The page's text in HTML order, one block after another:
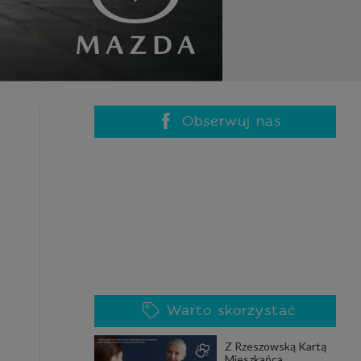
Obserwuj nas
Warto skorzystać
Z Rzeszowską Kartą